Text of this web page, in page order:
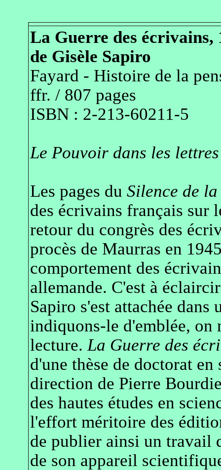
La Guerre des écrivains,
de Gisèle Sapiro
Fayard - Histoire de la
ffr. / 807 pages
ISBN : 2-213-60211-5
Le Pouvoir dans les
Les pages du Silence de
des écrivains français sur
retour du congrès des
procès de Maurras en
comportement des
allemande. C'est à
Sapiro s'est attachée
indiquons-le d'emblée, on
lecture. La Guerre des
d'une thèse de doctorat
direction de Pierre
des hautes études en
l'effort méritoire des
de publier ainsi un travail
de son appareil